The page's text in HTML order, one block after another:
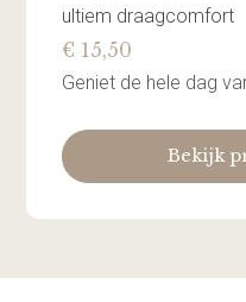
ultiem draagcomfort
€ 15,50
Geniet de hele dag
Bekijk